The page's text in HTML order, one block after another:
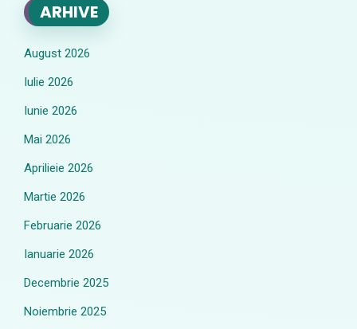
ARHIVE
August 2026
Iulie 2026
Iunie 2026
Mai 2026
Aprilieie 2026
Martie 2026
Februarie 2026
Ianuarie 2026
Decembrie 2025
Noiembrie 2025